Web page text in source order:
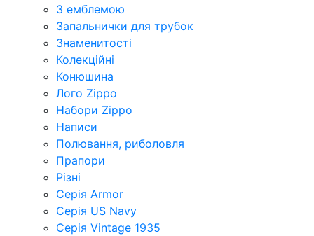
З емблемою
Запальнички для трубок
Знаменитості
Колекційні
Конюшина
Лого Zippo
Набори Zippo
Написи
Полювання, риболовля
Прапори
Різні
Серія Armor
Серія US Navy
Серія Vintage 1935